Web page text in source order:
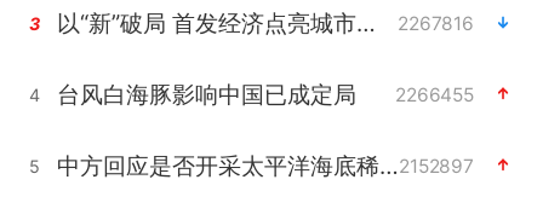
3 以“新”破局 首发经济点亮城市消费活力 2267816
4 台风白海豚影响中国已成定局 2266455
5 中方回应是否开采太平洋海底稀土资源2152897